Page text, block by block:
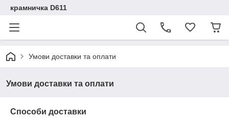
крамничка D611
Умови доставки та оплати
Умови доставки та оплати
Способи доставки